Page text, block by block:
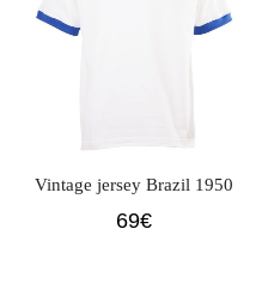
Vintage jersey Brazil 1950
69€